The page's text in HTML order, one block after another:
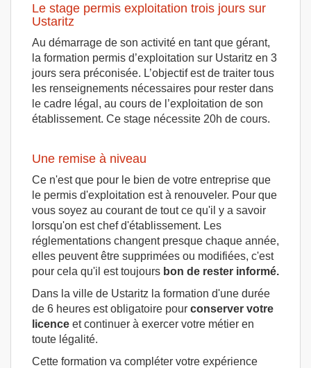
Le stage permis exploitation trois jours sur
Ustaritz
Au démarrage de son activité en tant que gérant,
la formation permis d’exploitation sur Ustaritz en 3
jours sera préconisée. L’objectif est de traiter tous
les renseignements nécessaires pour rester dans
le cadre légal, au cours de l’exploitation de son
établissement. Ce stage nécessite 20h de cours.
Une remise à niveau
Ce n'est que pour le bien de votre entreprise que
le permis d'exploitation est à renouveler. Pour que
vous soyez au courant de tout ce qu'il y a savoir
lorsqu'on est chef d'établissement. Les
réglementations changent presque chaque année,
elles peuvent être supprimées ou modifiées, c'est
pour cela qu'il est toujours bon de rester informé.
Dans la ville de Ustaritz la formation d'une durée
de 6 heures est obligatoire pour conserver votre
licence et continuer à exercer votre métier en
toute légalité.
Cette formation va compléter votre expérience